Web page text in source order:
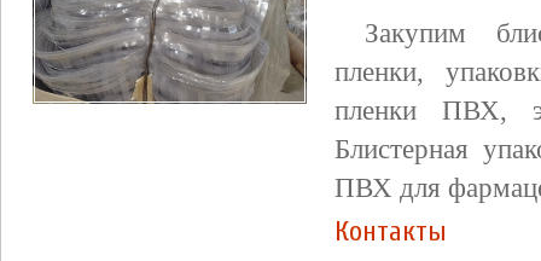
Закупим
пленки,
пленки ПВХ,
Блистерная
ПВХ для
Контакты